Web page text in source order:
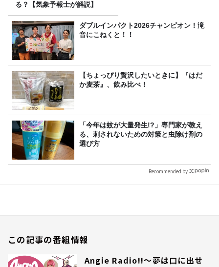
る？【気象予報士が解説】
ダブルインパクト2026チャンピオン！滝
音にこねくと！！
【ちょっぴり贅沢したいときに】『はだ
か麦茶』、飲み比べ！
「今年は蚊が大量発生!?」専門家が教え
る、刺されないための対策と虫除け剤の
選び方
Recommended by
この記事の番組情報
Angie Radio!!～夢は口に出せ